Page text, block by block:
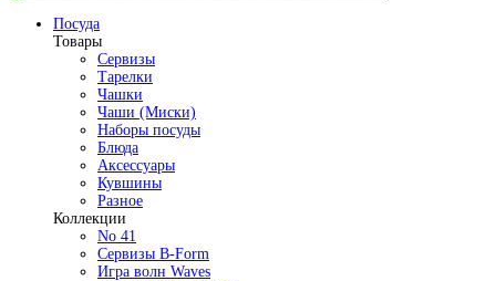
Посуда
Товары
Сервизы
Тарелки
Чашки
Чаши (Миски)
Наборы посуды
Блюда
Аксессуары
Кувшины
Разное
Коллекции
No 41
Сервизы B-Form
Игра волн Waves